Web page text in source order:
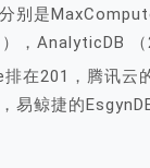
别是
，AnalyticDB
在201，腾讯云
易鲸捷的